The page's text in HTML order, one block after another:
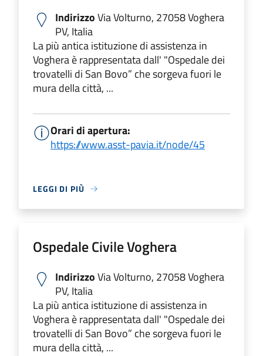
IndirizzoVia Volturno, 27058 Voghera
PV, Italia
La più antica istituzione di assistenza in
Voghera è rappresentata dall' "Ospedale dei
trovatelli di San Bovo” che sorgeva fuori le
mura della città, ...
Orari di apertura:
https://www.asst-pavia.it/node/45
LEGGI DI PIÙ
Ospedale Civile Voghera
IndirizzoVia Volturno, 27058 Voghera
PV, Italia
La più antica istituzione di assistenza in
Voghera è rappresentata dall' "Ospedale dei
trovatelli di San Bovo” che sorgeva fuori le
mura della città, ...